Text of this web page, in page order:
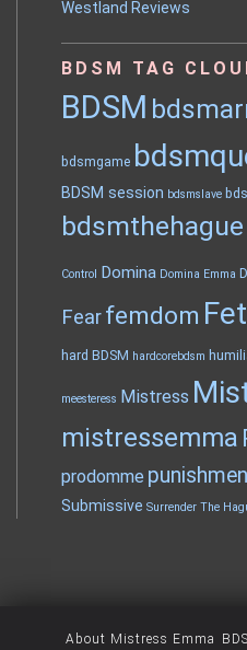
Westland Reviews
BDSM TAG
BDSM
bdsmgame
BDSM session bdsmslave
bdsmthehague
Control Domina Domina Emma
Fearfemdom
hard BDSM hardcorebdsm
meesteress Mistress
mistressemma
prodomme
Submissive Surrender The
About Mistress Emma